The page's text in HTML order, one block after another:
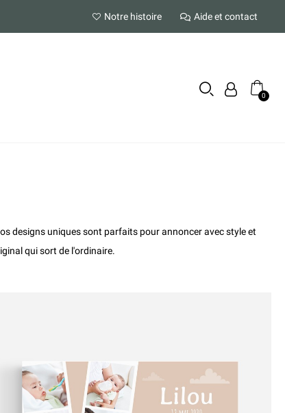
Notre histoire Aide et contact
designs uniques sont parfaits pour annoncer avec style et
qui sort de l'ordinaire.